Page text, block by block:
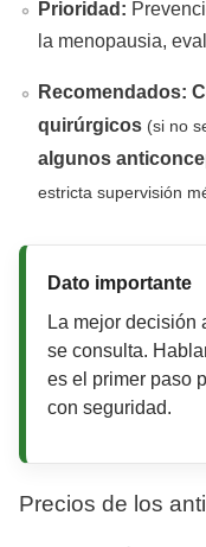
Prioridad:
la menopausia,
Recomendados:
quirúrgicos (si no
algunos
estricta supervisión
La mejor decisión
se consulta.
es el primer paso
con seguridad.
Dato importante
Precios de los